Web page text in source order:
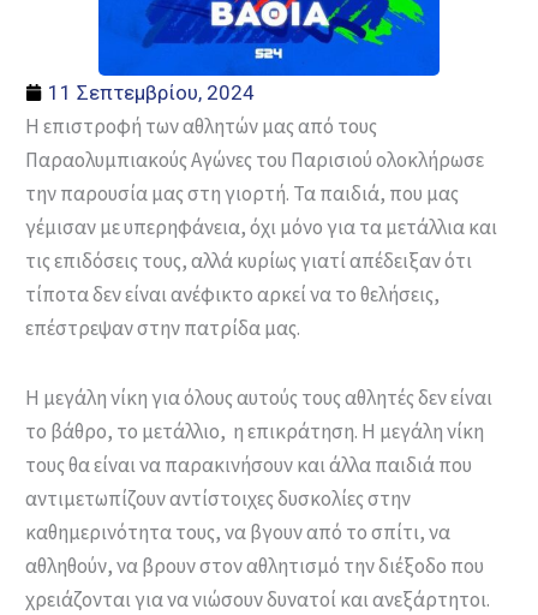
11 Σεπτεμβρίου, 2024
Η επιστροφή των αθλητών μας από τους
Παραολυμπιακούς Αγώνες του Παρισιού ολοκλήρωσε
την παρουσία μας στη γιορτή. Τα παιδιά, που μας
γέμισαν με υπερηφάνεια, όχι μόνο για τα μετάλλια και
τις επιδόσεις τους, αλλά κυρίως γιατί απέδειξαν ότι
τίποτα δεν είναι ανέφικτο αρκεί να το θελήσεις,
επέστρεψαν στην πατρίδα μας.
Η μεγάλη νίκη για όλους αυτούς τους αθλητές δεν είναι
το βάθρο, το μετάλλιο, η επικράτηση. Η μεγάλη νίκη
τους θα είναι να παρακινήσουν και άλλα παιδιά που
αντιμετωπίζουν αντίστοιχες δυσκολίες στην
καθημερινότητα τους, να βγουν από το σπίτι, να
αθληθούν, να βρουν στον αθλητισμό την διέξοδο που
χρειάζονται για να νιώσουν δυνατοί και ανεξάρτητοι.